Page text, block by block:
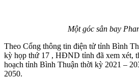
Một góc sân bay
Theo Cổng thông tin điện tử tỉnh Bình
kỳ họp thứ 17 , HĐND tỉnh đã xem xét,
hoạch tỉnh Bình Thuận thời kỳ 2021 –
2050.